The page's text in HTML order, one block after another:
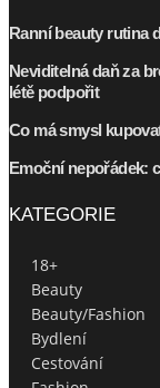
Ranní beauty rutina
Neviditelná daň za
létě podpořit
Co má smysl
Emoční nepořádek:
KATEGORIE
18+
Beauty
Beauty/Fashion
Bydlení
Cestování